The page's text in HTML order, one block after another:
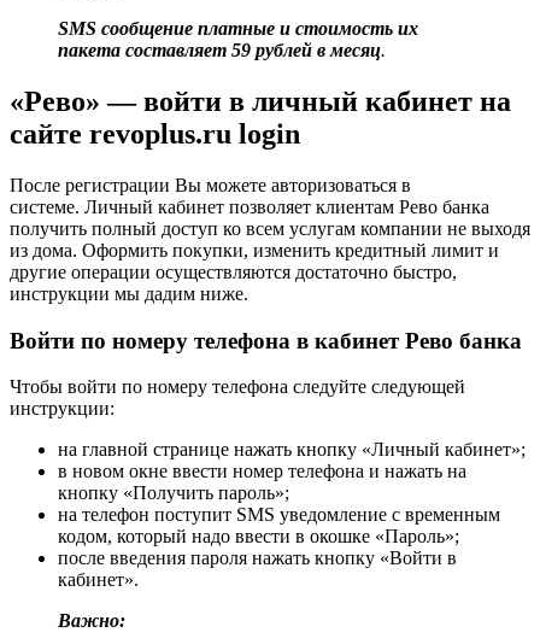
SMS сообщение платные и стоимость их
пакета составляет 59 рублей в месяц.
«Рево» — войти в личный кабинет на
сайте revoplus.ru login
После регистрации Вы можете авторизоваться в
системе. Личный кабинет позволяет клиентам Рево банка
получить полный доступ ко всем услугам компании не выходя
из дома. Оформить покупки, изменить кредитный лимит и
другие операции осуществляются достаточно быстро,
инструкции мы дадим ниже.
Войти по номеру телефона в кабинет Рево банка
Чтобы войти по номеру телефона следуйте следующей
инструкции:
на главной странице нажать кнопку «Личный кабинет»;
в новом окне ввести номер телефона и нажать на
кнопку «Получить пароль»;
на телефон поступит SMS уведомление с временным
кодом, который надо ввести в окошке «Пароль»;
после введения пароля нажать кнопку «Войти в
кабинет».
Важно: